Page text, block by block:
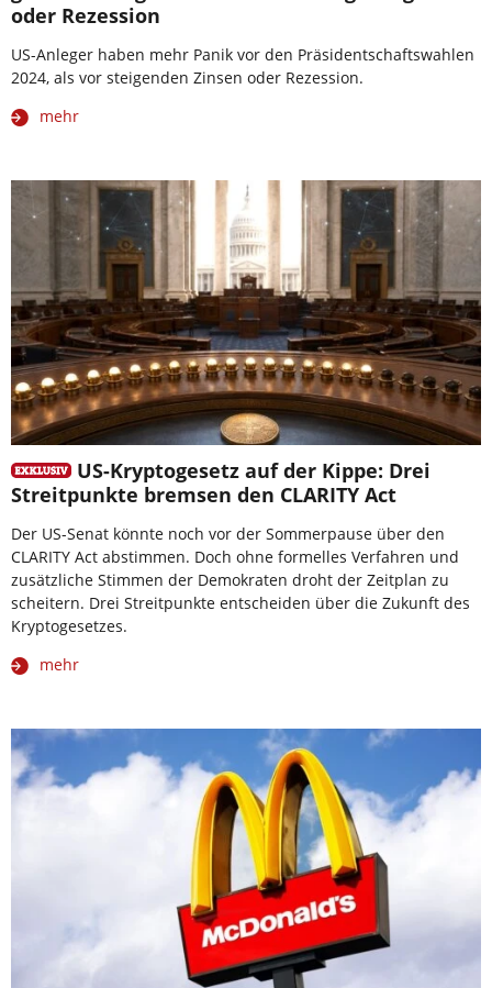
oder Rezession
US-Anleger haben mehr Panik vor den Präsidentschaftswahlen
2024, als vor steigenden Zinsen oder Rezession.
mehr
US-Kryptogesetz auf der Kippe: Drei
Streitpunkte bremsen den CLARITY Act
Der US-Senat könnte noch vor der Sommerpause über den
CLARITY Act abstimmen. Doch ohne formelles Verfahren und
zusätzliche Stimmen der Demokraten droht der Zeitplan zu
scheitern. Drei Streitpunkte entscheiden über die Zukunft des
Kryptogesetzes.
mehr